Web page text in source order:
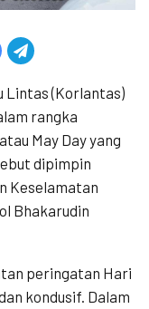
Lintas (Korlantas)
rangka
May Day yang
dipimpin
Keselamatan
Bhakarudin
peringatan Hari
kondusif. Dalam